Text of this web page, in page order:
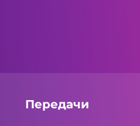
Передачи